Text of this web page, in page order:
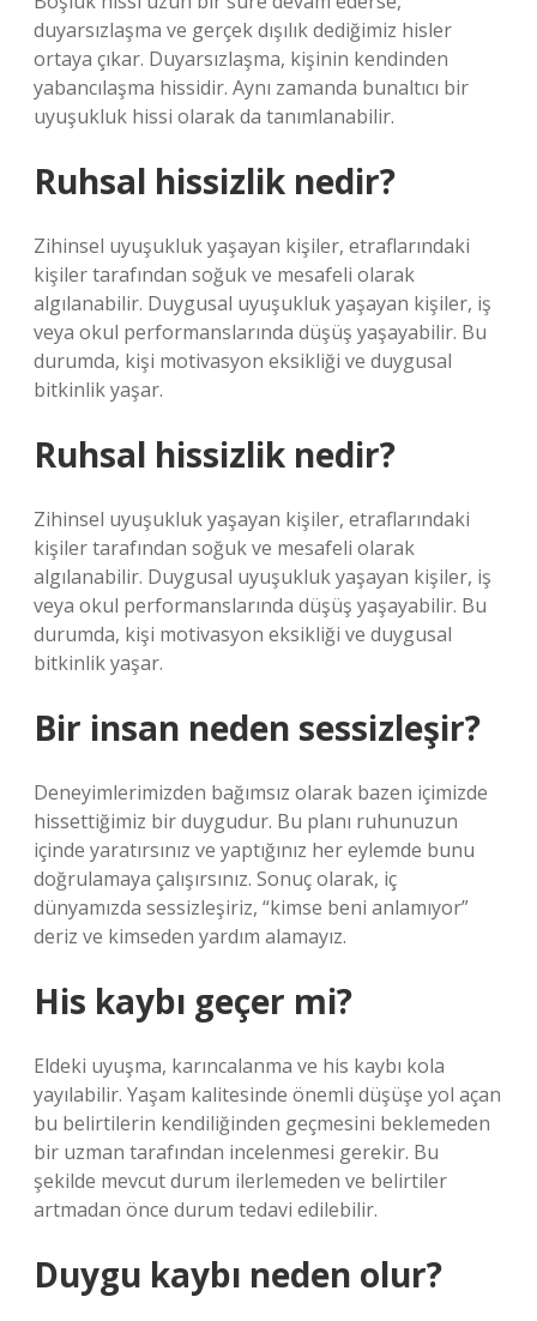
duyarsızlaşma ve gerçek dışılık dediğimiz hisler
ortaya çıkar. Duyarsızlaşma, kişinin kendinden
yabancılaşma hissidir. Aynı zamanda bunaltıcı bir
uyuşukluk hissi olarak da tanımlanabilir.
Ruhsal hissizlik nedir?
Zihinsel uyuşukluk yaşayan kişiler, etraflarındaki
kişiler tarafından soğuk ve mesafeli olarak
algılanabilir. Duygusal uyuşukluk yaşayan kişiler, iş
veya okul performanslarında düşüş yaşayabilir. Bu
durumda, kişi motivasyon eksikliği ve duygusal
bitkinlik yaşar.
Ruhsal hissizlik nedir?
Zihinsel uyuşukluk yaşayan kişiler, etraflarındaki
kişiler tarafından soğuk ve mesafeli olarak
algılanabilir. Duygusal uyuşukluk yaşayan kişiler, iş
veya okul performanslarında düşüş yaşayabilir. Bu
durumda, kişi motivasyon eksikliği ve duygusal
bitkinlik yaşar.
Bir insan neden sessizleşir?
Deneyimlerimizden bağımsız olarak bazen içimizde
hissettiğimiz bir duygudur. Bu planı ruhunuzun
içinde yaratırsınız ve yaptığınız her eylemde bunu
doğrulamaya çalışırsınız. Sonuç olarak, iç
dünyamızda sessizleşiriz, “kimse beni anlamıyor”
deriz ve kimseden yardım alamayız.
His kaybı geçer mi?
Eldeki uyuşma, karıncalanma ve his kaybı kola
yayılabilir. Yaşam kalitesinde önemli düşüşe yol açan
bu belirtilerin kendiliğinden geçmesini beklemeden
bir uzman tarafından incelenmesi gerekir. Bu
şekilde mevcut durum ilerlemeden ve belirtiler
artmadan önce durum tedavi edilebilir.
Duygu kaybı neden olur?